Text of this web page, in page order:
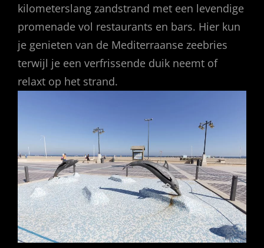
kilometerslang zandstrand met een levendige
promenade vol restaurants en bars. Hier kun
je genieten van de Mediterraanse zeebries
terwijl je een verfrissende duik neemt of
relaxt op het strand.